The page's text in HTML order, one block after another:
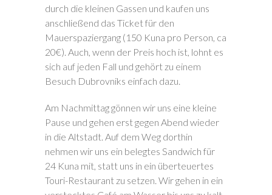
durch die kleinen Gassen und kaufen uns
anschließend das Ticket für den
Mauerspaziergang (150 Kuna pro Person, ca
20€). Auch, wenn der Preis hoch ist, lohnt es
sich auf jeden Fall und gehört zu einem
Besuch Dubrovniks einfach dazu.
Am Nachmittag gönnen wir uns eine kleine
Pause und gehen erst gegen Abend wieder
in die Altstadt. Auf dem Weg dorthin
nehmen wir uns ein belegtes Sandwich für
24 Kuna mit, statt uns in ein überteuertes
Touri-Restaurant zu setzen. Wir gehen in ein